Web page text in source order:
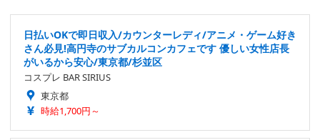
日払いOKで即日収入/カウンターレディ/アニメ・ゲーム好き
さん必見!高円寺のサブカルコンカフェです 優しい女性店長
がいるから安心/東京都/杉並区
コスプレ BAR SIRIUS
東京都
時給1,700円～